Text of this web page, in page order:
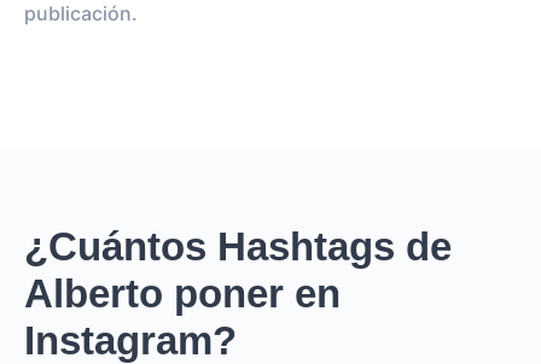
publicación.
¿Cuántos Hashtags de
Alberto poner en
Instagram?